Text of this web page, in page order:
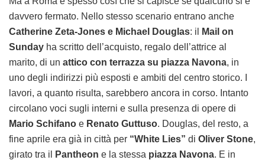
davvero fermato. Nello stesso scenario entrano anche
Catherine Zeta-Jones e Michael Douglas: il
Mail on
Sunday ha scritto dell’acquisto, regalo dell’attrice al
marito, di un attico con terrazza su piazza Navona, in
uno degli indirizzi più esposti e ambiti del centro storico. I
lavori, a quanto risulta, sarebbero ancora in corso. Intanto
circolano voci sugli interni e sulla presenza di opere di
Mario Schifano e Renato Guttuso. Douglas, del resto, a
fine aprile era già in città per “White Lies” di Oliver Stone,
girato tra il
Pantheon e la stessa piazza Navona. E in